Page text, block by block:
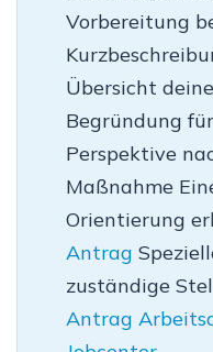
Vorbereitung
Übersicht
Begründung
Perspektive
Maßnahme
Orientierung
Antrag
zuständige
Antrag